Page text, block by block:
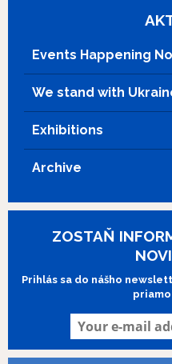
Events Happening
We stand with
Exhibitions
Archive
ZOSTAŇ
Prihlás sa do nášho